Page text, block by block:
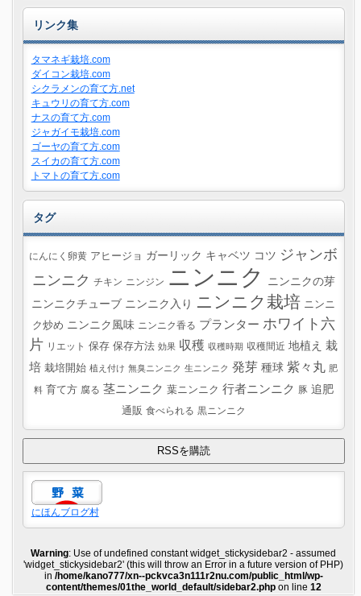
リンク集
タマネギ栽培.com
ダイコン栽培.com
シクラメンの育て方.net
キュウリの育て方.com
ナスの育て方.com
ジャガイモ栽培.com
ゴーヤの育て方.com
スイカの育て方.com
トマトの育て方.com
タグ
にんにく卵黄 アヒージョ ガーリック キャベツ コツ ジャンボ
ニンニク チキン ニンジン ニンニク
ニンニクの芽
ニンニクチューブ ニンニク入り ニンニク栽培 ニンニ
ク炒め ニンニク風味 ニンニク香る プランター ホワイト六
片 リエット 保存 保存方法 効果 収穫 収穫時期 収穫間近 地植え 栽
培 栽培開始 植え付け 無臭ニンニク 生ニンニク 発芽 種球 紫々丸 肥
料 育て方 腐る 茎ニンニク 葉ニンニク 行者ニンニク 豚 追肥
通販 食べられる 黒ニンニク
にほんブログ村
Warning: Use of undefined constant widget_stickysidebar2 - assumed
'widget_stickysidebar2' (this will throw an Error in a future version of PHP)
in /home/kano777/xn--pckvca3n111r2nu.com/public_html/wp-
content/themes/01the_world_default/sidebar2.phpon line 12